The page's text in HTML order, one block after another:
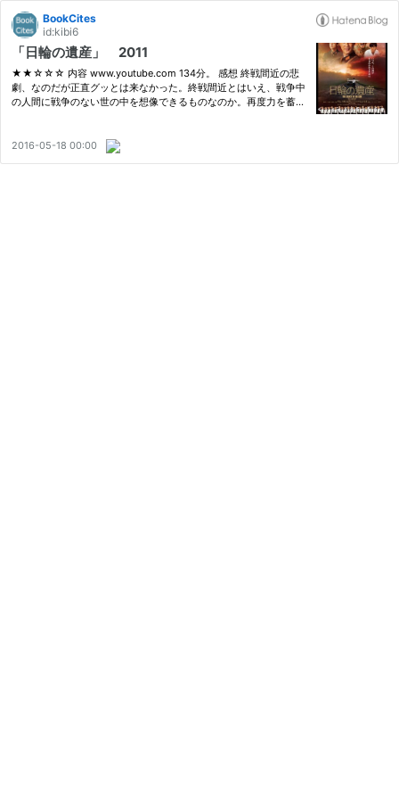
BookCites
id:kibi6
「日輪の遺産」 2011
★★☆☆☆ 内容 www.youtube.com 134分。 感想 終戦間近の悲
劇、なのだが正直グッとは来なかった。終戦間近とはいえ、戦争中
の人間に戦争のない世の中を想像できるものなのか。再度力を蓄え
が、ただの…
2016-05-18 00:00